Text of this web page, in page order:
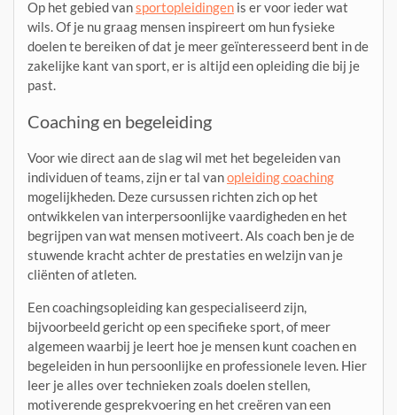
Op het gebied vansportopleidingen is er voor ieder wat
wils. Of je nu graag mensen inspireert om hun fysieke
doelen te bereiken of dat je meer geïnteresseerd bent in de
zakelijke kant van sport, er is altijd een opleiding die bij je
past.
Coaching en begeleiding
Voor wie direct aan de slag wil met het begeleiden van
individuen of teams, zijn er tal vanopleiding coaching
mogelijkheden. Deze cursussen richten zich op het
ontwikkelen van interpersoonlijke vaardigheden en het
begrijpen van wat mensen motiveert. Als coach ben je de
stuwende kracht achter de prestaties en welzijn van je
cliënten of atleten.
Een coachingsopleiding kan gespecialiseerd zijn,
bijvoorbeeld gericht op een specifieke sport, of meer
algemeen waarbij je leert hoe je mensen kunt coachen en
begeleiden in hun persoonlijke en professionele leven. Hier
leer je alles over technieken zoals doelen stellen,
motiverende gesprekvoering en het creëren van een